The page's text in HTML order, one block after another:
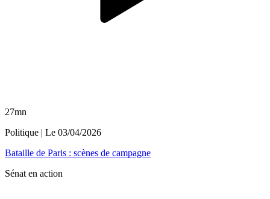
27mn
Politique | Le 03/04/2026
Bataille de Paris : scènes de campagne
Sénat en action